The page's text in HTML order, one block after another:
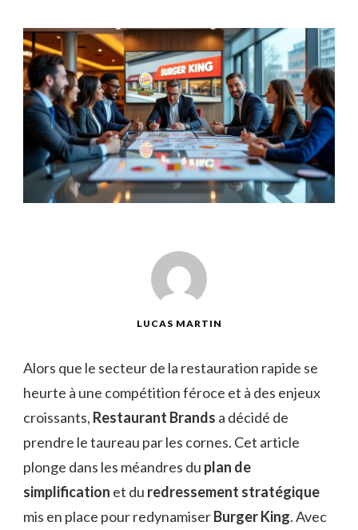
LUCAS MARTIN
Alors que le secteur de la restauration rapide se
heurte à une compétition féroce et à des enjeux
croissants, Restaurant Brands a décidé de
prendre le taureau par les cornes. Cet article
plonge dans les méandres du plan de
simplification et du redressement stratégique
mis en place pour redynamiserBurger King. Avec